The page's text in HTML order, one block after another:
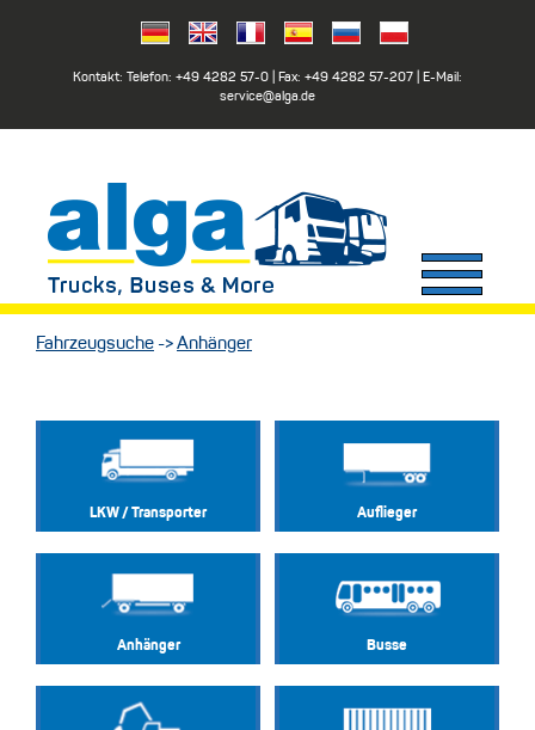
Kontakt: Telefon: +49 4282 57-0 | Fax: +49 4282 57-207 | E-Mail:
service@alga.de
Fahrzeugsuche -> Anhänger
LKW / Transporter Auflieger
Anhänger Busse